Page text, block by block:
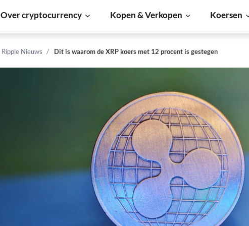
Over cryptocurrency Kopen & Verkopen Koersen
Ripple Nieuws Dit is waarom de XRP koers met 12 procent is gestegen